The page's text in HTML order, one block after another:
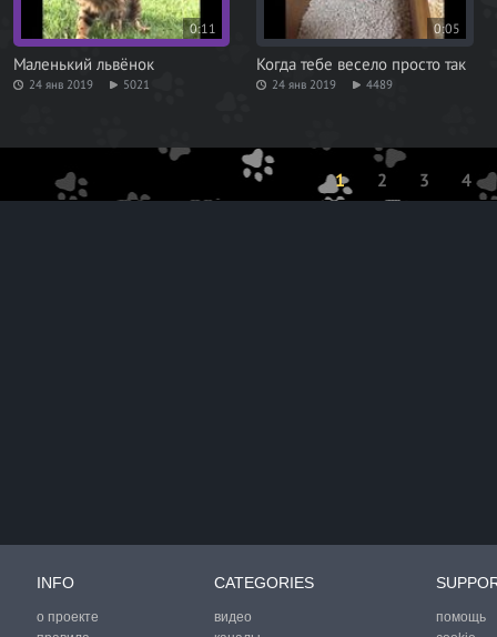
0:11
Маленький львёнок
24 янв 2019 5021
0:05
Когда тебе весело просто так
24 янв 2019 4489
1 2 3 4
INFO
о проекте
CATEGORIES
видео
помощь